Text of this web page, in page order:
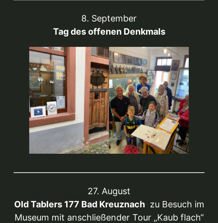
8. September
Tag des offenen Denkmals
27. August
Old Tablers 177 Bad Kreuznachzu Besuch im
Museum mit anschließender Tour „Kaub flach“